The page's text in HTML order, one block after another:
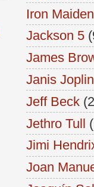
Iron Maiden
Jackson 5
James
Janis Joplin
Jeff Beck
Jethro Tull
Jimi
Joan